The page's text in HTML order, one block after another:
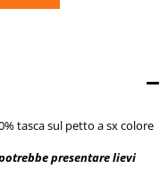
tasca sul petto a sx colore
presentare lievi